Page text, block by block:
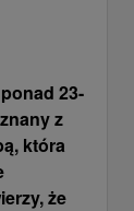
23-
z
która
że